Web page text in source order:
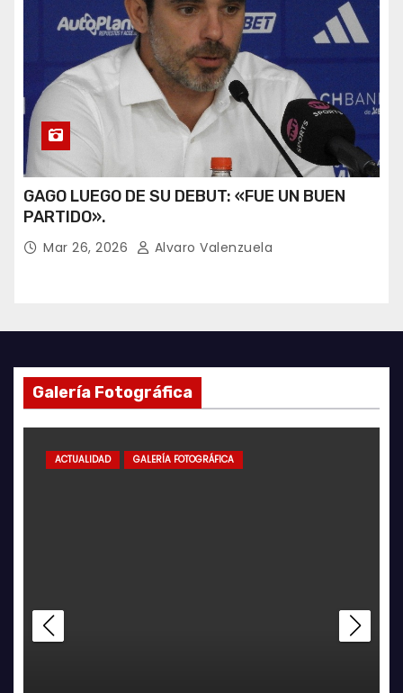
GAGO LUEGO DE SU DEBUT: «FUE UN BUEN
PARTIDO».
Mar 26, 2026 Alvaro Valenzuela
Galería Fotográfica
ACTUALIDAD GALERÍA FOTOGRÁFICA